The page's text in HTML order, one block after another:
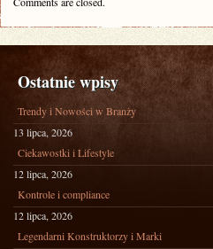
Ostatnie wpisy
Trendy i Nowości w Branży
13 lipca, 2026
Ciekawostki i Lifestyle
12 lipca, 2026
Kontrole i compliance
12 lipca, 2026
Legendarni Konstruktorzy i Marki